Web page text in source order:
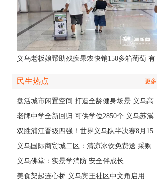
义乌老板娘帮助残疾果农快销150多箱葡萄 有
民生热点 更多
盘活城市闲置空间 打造全龄健身场景 义乌高
质量落地省级文体民生实事
老牌中学全新回归 可供学位2850个 义乌苏溪
中学9月投用
双胜浦江晋级四强！世界义乌队半决赛8月15
日主场开打
义乌国际商贸城二区：清凉冰饮免费送 采购
商可就近领取
义乌佛堂：实景学消防 安全伴成长
美食架起连心桥 义乌宾王社区中文角启用